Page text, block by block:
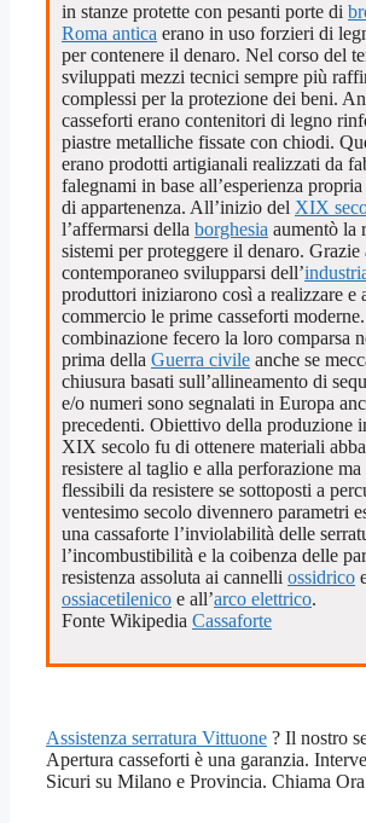
in stanze protette con pesanti porte di
Roma antica erano in uso forzieri di
per contenere il denaro. Nel corso del
sviluppati mezzi tecnici sempre più
complessi per la protezione dei beni.
casseforti erano contenitori di legno
piastre metalliche fissate con chiodi.
erano prodotti artigianali realizzati da
falegnami in base all’esperienza
di appartenenza. All’inizio del XIX
l’affermarsi della borghesia aumentò la
sistemi per proteggere il denaro. Grazie
contemporaneo svilupparsi dell’
produttori iniziarono così a realizzare e
commercio le prime casseforti
combinazione fecero la loro comparsa
prima della Guerra civile anche se
chiusura basati sull’allineamento di
e/o numeri sono segnalati in Europa
precedenti. Obiettivo della produzione
XIX secolo fu di ottenere materiali
resistere al taglio e alla perforazione ma
flessibili da resistere se sottoposti a
ventesimo secolo divennero parametri
una cassaforte l’inviolabilità delle
l’incombustibilità e la coibenza delle
resistenza assoluta ai cannelli ossidrico
ossiacetilenico e all’arco elettrico.
Fonte Wikipedia Cassaforte
Assistenza serratura Vittuone ? Il nostro
Apertura casseforti è una garanzia.
Sicuri su Milano e Provincia. Chiama